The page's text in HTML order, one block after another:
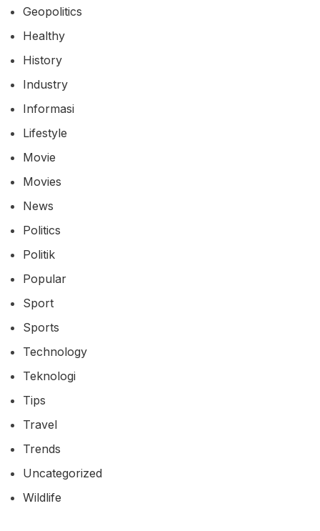
Geopolitics
Healthy
History
Industry
Informasi
Lifestyle
Movie
Movies
News
Politics
Politik
Popular
Sport
Sports
Technology
Teknologi
Tips
Travel
Trends
Uncategorized
Wildlife